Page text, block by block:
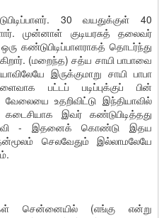
30 வயதுக்குள் 40
முன்னாள் குடியரசுத் தலைவர்
கண்டுபிடிப்பாளராகத் தொடர்ந்து
(மறைந்த) சத்ய சாயி பாபாவை
இருக்குமாறு சாயி பாபா
பட்டப் படிப்புக்குப் பின்
உதறிவிட்டு இந்தியாவில்
இவர் கண்டுபிடித்தது
- இதனைக் கொண்டு இதய
செலவேதும் இல்லாமலேயே
சென்னையில் (எங்கு என்று